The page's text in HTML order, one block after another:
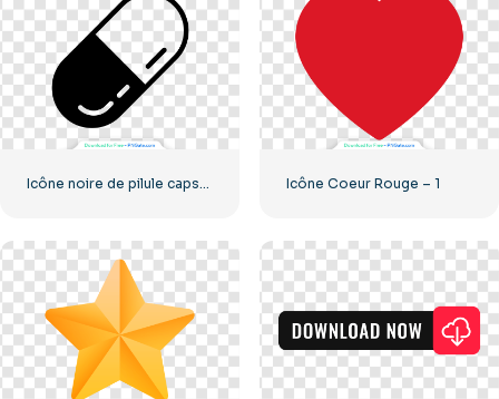
Icône Coeur Rouge – 1